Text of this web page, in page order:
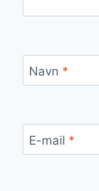
Navn *
E-mail *